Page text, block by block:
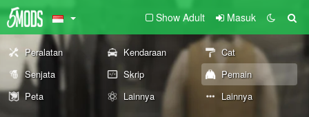
Show Adult Masuk
Peralatan Kendaraan
Cat
Senjata
Skrip
Pemain
Peta
Lainnya Lainnya